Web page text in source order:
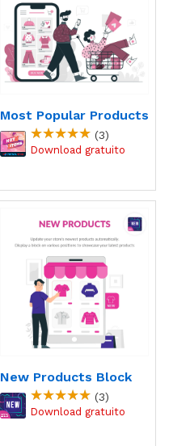
Most Popular Products
(3)
New Products Block
(3)